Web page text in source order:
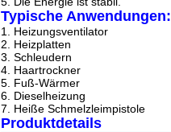
Typische Anwendungen:
1. Heizungsventilator
2. Heizplatten
3. Schleudern
4. Haartrockner
5. Fuß-Wärmer
6. Dieselheizung
7. Heiße Schmelzleimpistole
Produktdetails